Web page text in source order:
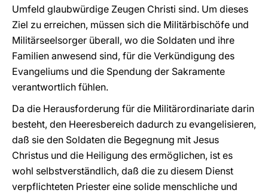
Umfeld glaubwürdige Zeugen Christi sind. Um dieses
Ziel zu erreichen, müssen sich die Militärbischöfe und
Militärseelsorger überall, wo die Soldaten und ihre
Familien anwesend sind, für die Verkündigung des
Evangeliums und die Spendung der Sakramente
verantwortlich fühlen.
Da die Herausforderung für die Militärordinariate darin
besteht, den Heeresbereich dadurch zu evangelisieren,
daß sie den Soldaten die Begegnung mit Jesus
Christus und die Heiligung des ermöglichen, ist es
wohl selbstverständlich, daß die zu diesem Dienst
verpflichteten Priester eine solide menschliche und